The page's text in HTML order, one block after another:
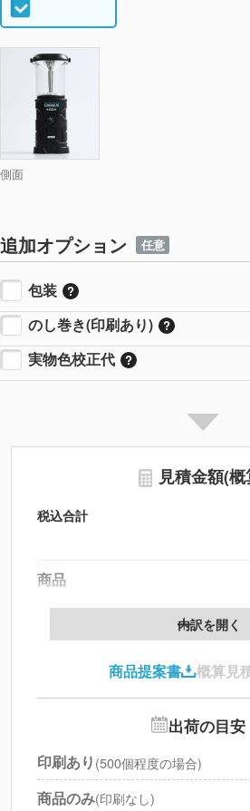
側面
追加オプション 任意
包装
のし巻き(印刷あり)
実物色校正代
見積金額(概
税込合計
商品
製版代
印刷代
北海道・沖縄・離島 別途
※
内訳を開く
商品提案書 概算見
出荷の目安
印刷あり (500個程度の場合)
商品のみ(印刷なし)